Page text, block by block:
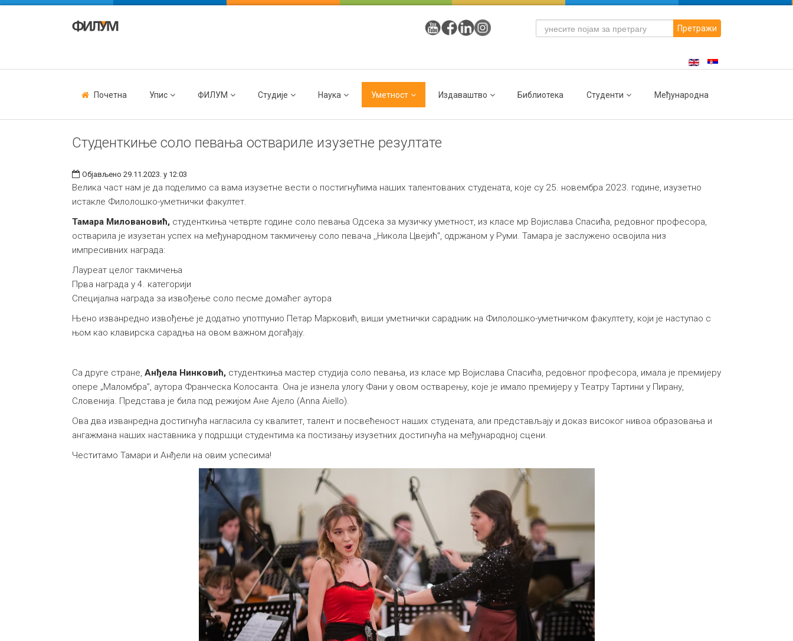
Претражи
Почетна Упис ФИЛУМ Студије Наука Уметност Издаваштво Библиотека Студенти Међународна
Студенткиње соло певања оствариле изузетне резултате
Објављено 29.11.2023. у 12:03
Велика част нам је да поделимо са вама изузетне вести о постигнућима наших талентованих студената, које су 25. новембра 2023. године, изузетно
истакле Филолошко-уметнички факултет.
Тамара Миловановић, студенткиња четврте године соло певања Одсека за музичку уметност, из класе мр Војислава Спасића, редовног професора,
остварила је изузетан успех на међународном такмичењу соло певача ,,Никола Цвејић", одржаном у Руми. Тамара је заслужено освојила низ
импресивних награда:
Лауреат целог такмичења
Прва награда у 4. категорији
Специјална награда за извођење соло песме домаћег аутора
Њено изванредно извођење је додатно употпунио Петар Марковић, виши уметнички сарадник на Филолошко-уметничком факултету, који је наступао с
њом као клавирска сарадња на овом важном догађају.
Са друге стране, Анђела Нинковић, студенткиња мастер студија соло певања, из класе мр Војислава Спасића, редовног професора, имала је премијеру
опере „Маломбра”, аутора Франческа Колосанта. Она је изнела улогу Фани у овом остварењу, које је имало премијеру у Театру Тартини у Пирану,
Словенија. Представа је била под режијом Ане Ајело (Anna Aiello).
Ова два изванредна достигнућа нагласила су квалитет, талент и посвећеност наших студената, али представљају и доказ високог нивоа образовања и
ангажмана наших наставника у подршци студентима ка постизању изузетних достигнућа на међународној сцени.
Честитамо Тамари и Анђели на овим успесима!